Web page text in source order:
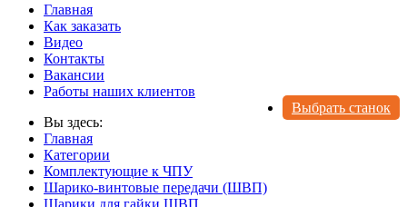
Главная
Как заказать
Видео
Контакты
Вакансии
Работы наших клиентов
Выбрать станок
Вы здесь:
Главная
Категории
Комплектующие к ЧПУ
Шарико-винтовые передачи (ШВП)
Шарики для гайки ШВП